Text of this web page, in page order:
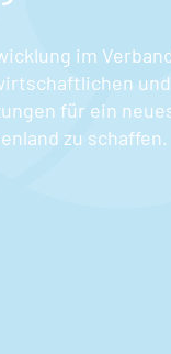
im
und
für ein
zu schaffen.